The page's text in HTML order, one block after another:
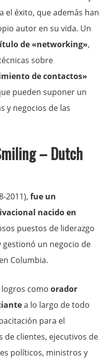
el éxito, que además han
autor en su vida. Un
de «networking»,
sobre
de contactos»
pueden suponer un
y negocios de las
– Dutch
2011),fue un
nacido en
puestos de liderazgo
gestionó un negocio de
Columbia.
como orador
a lo largo de todo
para el
de clientes, ejecutivos de
políticos, ministros y